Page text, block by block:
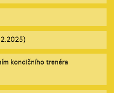
kondičního trenéra